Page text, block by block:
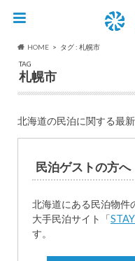
HOME
タグ : 札幌市
TAG
札幌市
北海道の民泊に関する最
民泊ゲストの方へ
北海道にある民泊物件
大手民泊サイト「
す。